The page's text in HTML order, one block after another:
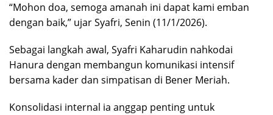
“Mohon doa, semoga amanah ini dapat kami emban
dengan baik,” ujar Syafri, Senin (11/1/2026).
Sebagai langkah awal, Syafri Kaharudin nahkodai
Hanura dengan membangun komunikasi intensif
bersama kader dan simpatisan di Bener Meriah.
Konsolidasi internal ia anggap penting untuk